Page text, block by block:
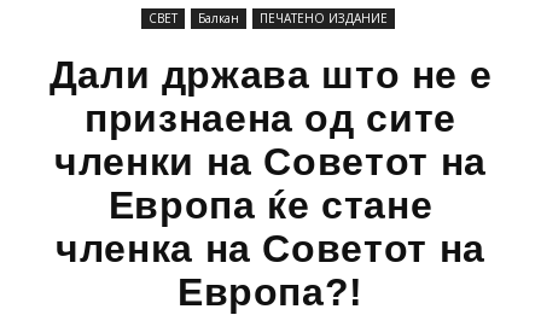
СВЕТ Балкан ПЕЧАТЕНО ИЗДАНИЕ
Дали држава што не е
признаена од сите
членки на Советот на
Европа ќе стане
членка на Советот на
Европа?!